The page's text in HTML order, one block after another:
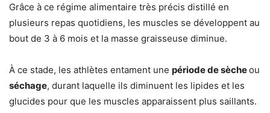
Grâce à ce régime alimentaire très précis distillé en
plusieurs repas quotidiens, les muscles se développent au
bout de 3 à 6 mois et la masse graisseuse diminue.
À ce stade, les athlètes entament une période de sècheou
séchage, durant laquelle ils diminuent les lipides et les
glucides pour que les muscles apparaissent plus saillants.